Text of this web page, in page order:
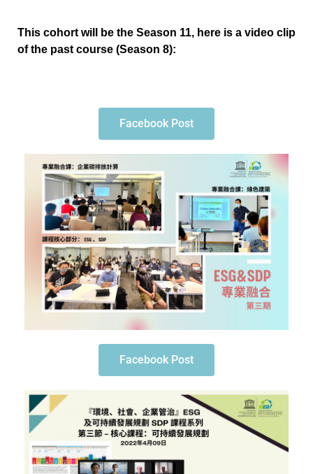
This cohort will be the Season 11, here is a video clip
of the past course (Season 8):
Facebook Post
Facebook Post